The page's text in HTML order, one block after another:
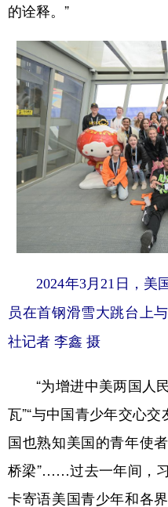
的诠释。”
2024年3月21日，美
员在首钢滑雪大跳台上
社记者 李鑫 摄
“为增进中美两国人民
瓦”“与中国青少年交心交
国也熟知美国的青年使
桥梁”……过去一年间，
卡寄语美国青少年和各